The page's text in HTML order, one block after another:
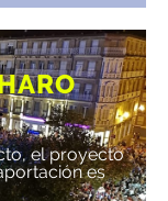
el proyecto
es